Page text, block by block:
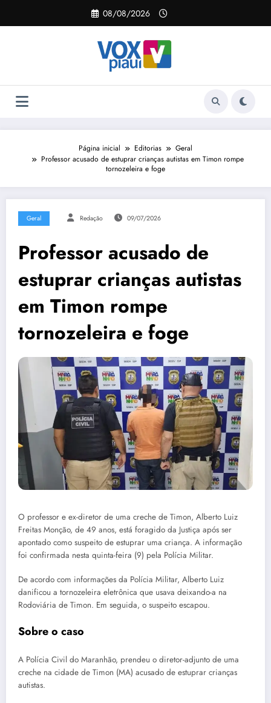
o
08/08/2026
Página inicial Editorias
Geral
Professor acusado de estuprar crianças autistas em Timon rompe
tornozeleira e foge
Geral Redação 09/07/2026
Professor acusado de
estuprar crianças autistas
em Timon rompe
tornozeleira e foge
O professor e ex-diretor de uma creche de Timon, Alberto Luiz
Freitas Monção, de 49 anos, está foragido da Justiça após ser
apontado como suspeito de estuprar uma criança. A informação
foi confirmada nesta quinta-feira (9) pela Polícia Militar.
De acordo com informações da Polícia Militar, Alberto Luiz
danificou a tornozeleira eletrônica que usava deixando-a na
Rodoviária de Timon. Em seguida, o suspeito escapou.
Sobre o caso
A Polícia Civil do Maranhão, prendeu o diretor-adjunto de uma
creche na cidade de Timon (MA) acusado de estuprar crianças
autistas.